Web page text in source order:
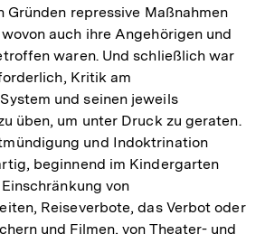
Gründen repressive Maßnahmen
auch ihre Angehörigen und
waren. Und schließlich war
Kritik am
und seinen jeweils
üben, um unter Druck zu geraten.
und Indoktrination
beginnend im Kindergarten
von
Reiseverbote, das Verbot oder
und Filmen, von Theater- und